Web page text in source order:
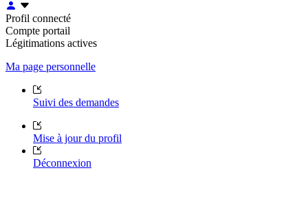
Profil connecté
Compte portail
Légitimations actives
Ma page personnelle
Suivi des demandes
Mise à jour du profil
Déconnexion